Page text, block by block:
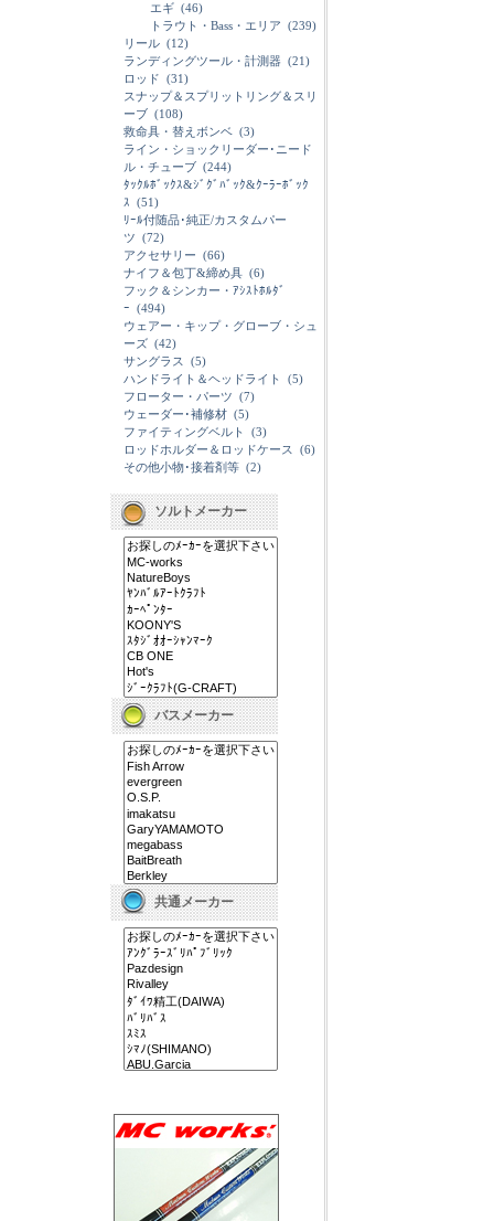
エギ (46)
トラウト・Bass・エリア (239)
リール (12)
ランディングツール・計測器 (21)
ロッド (31)
スナップ＆スプリットリング＆スリ
ーブ (108)
救命具・替えボンベ (3)
ライン・ショックリーダー･ニード
ル・チューブ (244)
ﾀｯｸﾙﾎﾞｯｸｽ&ｼﾞｸﾞﾊﾞｯｸ&ｸｰﾗｰﾎﾞｯｸ
ｽ (51)
ﾘｰﾙ付随品･純正/カスタムパー
ツ (72)
アクセサリー (66)
ナイフ＆包丁&締め具 (6)
フック＆シンカー・ｱｼｽﾄﾎﾙﾀﾞ
ｰ (494)
ウェアー・キップ・グローブ・シュ
ーズ (42)
サングラス
(5)
ハンドライト＆ヘッドライト
(5)
フローター・パーツ (7)
ウェーダー･補修材 (5)
ファイティングベルト
(3)
ロッドホルダー＆ロッドケース
(6)
その他小物･接着剤等 (2)
ソルトメーカー
バスメーカー
共通メーカー